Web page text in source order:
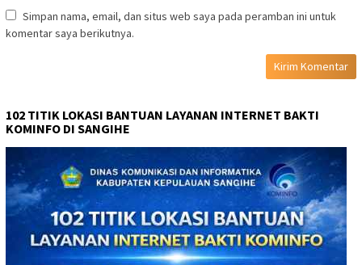
Simpan nama, email, dan situs web saya pada peramban ini untuk
komentar saya berikutnya.
102 TITIK LOKASI BANTUAN LAYANAN INTERNET BAKTI
KOMINFO DI SANGIHE